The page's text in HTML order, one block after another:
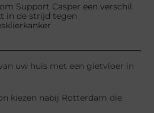
Support Casper een verschil
in de strijd tegen
uw huis met een gietvloer in
kiezen nabij Rotterdam die